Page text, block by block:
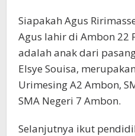
Siapakah Agus
Agus lahir di Ambon 22
adalah anak dari
Elsye Souisa,
Urimesing A2 Ambon,
SMA Negeri 7 Ambon.
Selanjutnya ikut